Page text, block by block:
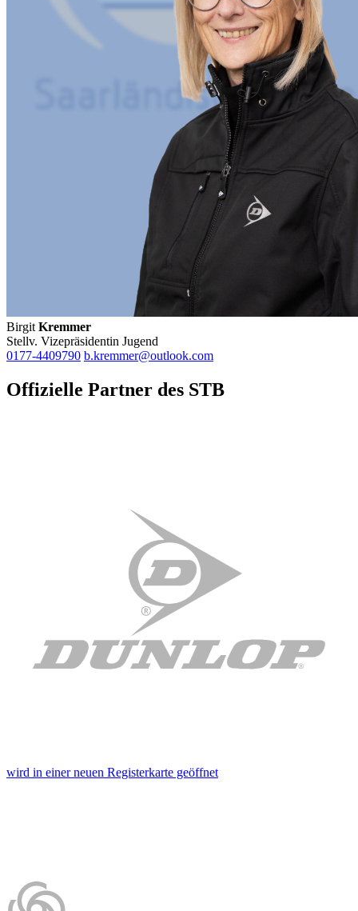
BirgitKremmer
Stellv. Vizepräsidentin Jugend
0177-4409790 b.kremmer@outlook.com
Offizielle Partner des STB
wird in einer neuen Registerkarte geöffnet